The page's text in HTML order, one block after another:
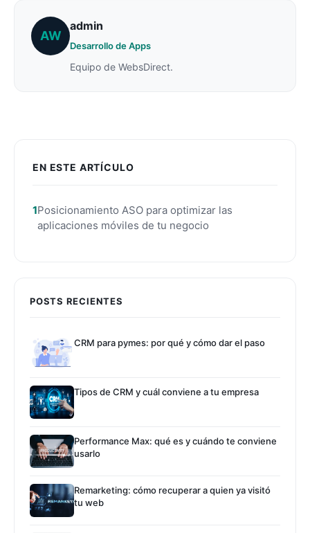
EN ESTE ARTÍCULO
Posicionamiento ASO para optimizar las
aplicaciones móviles de tu negocio
POSTS RECIENTES
CRM para pymes: por qué y cómo dar el paso
Tipos de CRM y cuál conviene a tu empresa
Performance Max: qué es y cuándo te conviene
usarlo
Remarketing: cómo recuperar a quien ya visitó
tu web
AW
admin
Desarrollo de Apps
Equipo de WebsDirect.